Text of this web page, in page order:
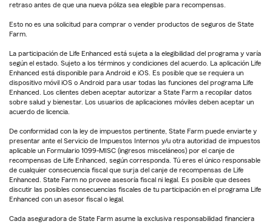
retraso antes de que una nueva póliza sea elegible para recompensas.
Esto no es una solicitud para comprar o vender productos de seguros de State
Farm.
La participación de Life Enhanced está sujeta a la elegibilidad del programa y varía
según el estado. Sujeto a los términos y condiciones del acuerdo. La aplicación Life
Enhanced está disponible para Android e iOS. Es posible que se requiera un
dispositivo móvil iOS o Android para usar todas las funciones del programa Life
Enhanced. Los clientes deben aceptar autorizar a State Farm a recopilar datos
sobre salud y bienestar. Los usuarios de aplicaciones móviles deben aceptar un
acuerdo de licencia.
De conformidad con la ley de impuestos pertinente, State Farm puede enviarte y
presentar ante el Servicio de Impuestos Internos y/u otra autoridad de impuestos
aplicable un Formulario 1099-MISC (ingresos misceláneos) por el canje de
recompensas de Life Enhanced, según corresponda. Tú eres el único responsable
de cualquier consecuencia fiscal que surja del canje de recompensas de Life
Enhanced. State Farm no provee asesoría fiscal ni legal. Es posible que desees
discutir las posibles consecuencias fiscales de tu participación en el programa Life
Enhanced con un asesor fiscal o legal.
Cada aseguradora de State Farm asume la exclusiva responsabilidad financiera